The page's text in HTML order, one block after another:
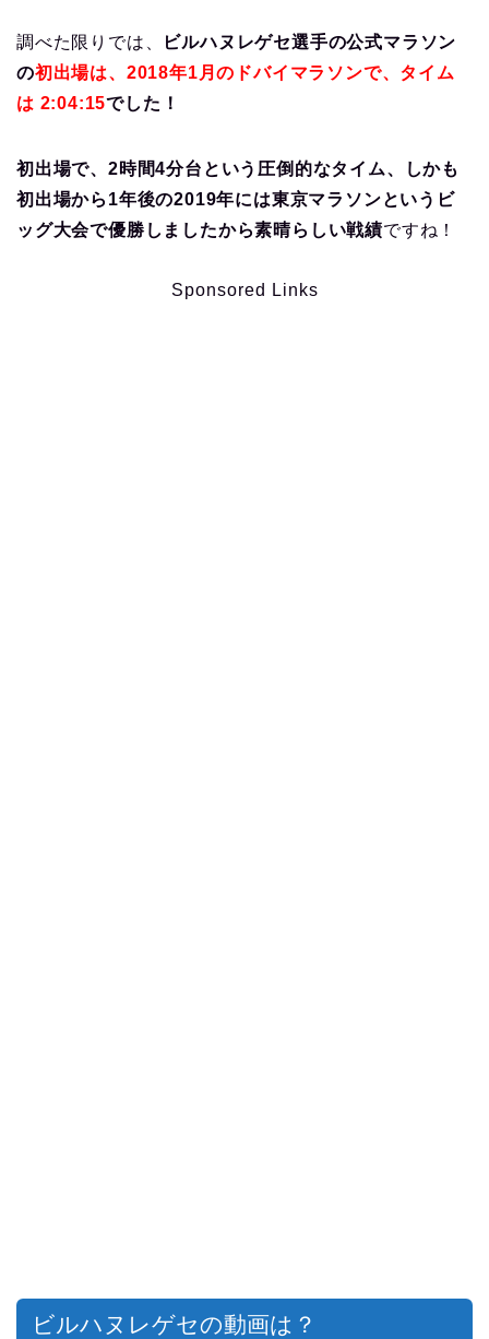
調べた限りでは、
ビルハヌレゲセ選手の公式マラソン
の初出場は、2018年1月のドバイマラソンで、タイム
は 2:04:15でした！
初出場で、2時間4分台という圧倒的なタイム、しかも
初出場から1年後の2019年には東京マラソンというビ
ッグ大会で優勝しましたから素晴らしい戦績ですね！
Sponsored Links
ビルハヌレゲセの動画は？